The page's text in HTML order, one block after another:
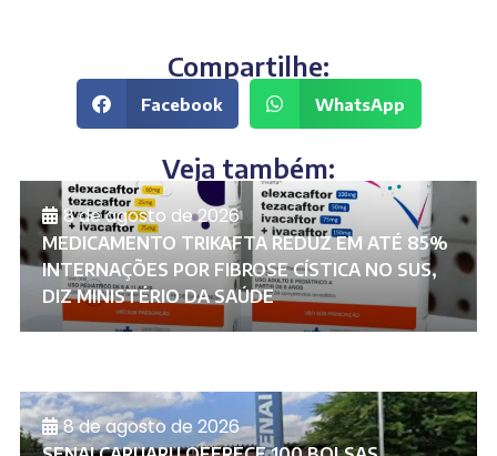
Compartilhe:
Facebook WhatsApp
Veja também:
8 de agosto de 2026
MEDICAMENTO TRIKAFTA REDUZ EM ATÉ 85%
INTERNAÇÕES POR FIBROSE CÍSTICA NO SUS,
DIZ MINISTÉRIO DA SAÚDE
8 de agosto de 2026